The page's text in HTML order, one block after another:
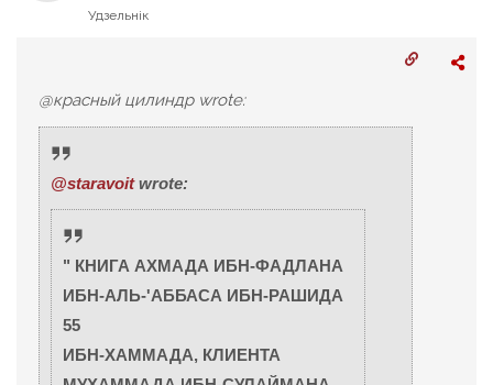
Удзельнік
@красный цилиндр wrote:
@staravoitwrote:
" КНИГА АХМАДА ИБН-ФАДЛАНА
ИБН-АЛЬ-'АББАСА ИБН-РАШИДА
55
ИБН-ХАММАДА, КЛИЕНТА